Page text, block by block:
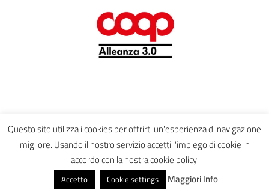
PRODOTTO ORIGINALE FRUTTO DELLE MENTI FELICI E CREATIVE DI
HAPPY MINDS AGENCY
Questo sito utilizza i cookies per offrirti un'esperienza di navigazione
migliore. Usando il nostro servizio accetti l'impiego di cookie in
accordo con la nostra cookie policy.
Accetto Cookie settings Maggiori Info